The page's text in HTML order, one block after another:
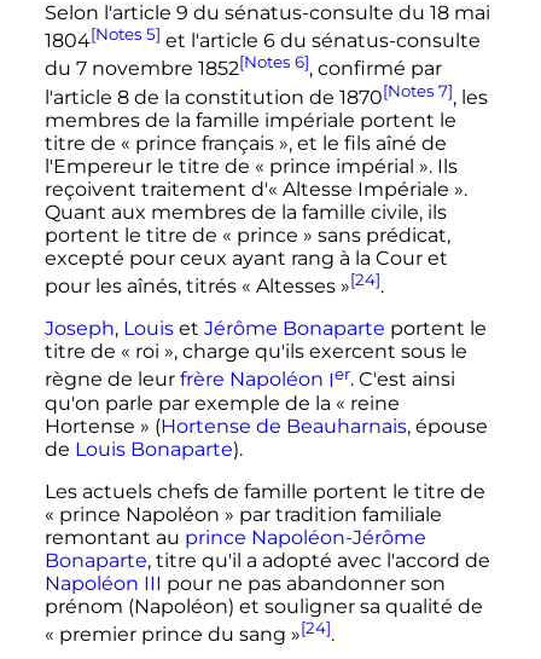
Selon l'article 9 du sénatus-consulte du 18 mai
1804[Notes 5] et l'article 6 du sénatus-consulte
du 7 novembre 1852[Notes 6], confirmé par
l'article 8 de la constitution de 1870[Notes 7], les
membres de la famille impériale portent le
titre de « prince français », et le fils aîné de
l'Empereur le titre de « prince impérial ». Ils
reçoivent traitement d'« Altesse Impériale ».
Quant aux membres de la famille civile, ils
portent le titre de « prince » sans prédicat,
excepté pour ceux ayant rang à la Cour et
pour les aînés, titrés « Altesses »[24].
Joseph, Louiset Jérôme Bonaparte portent le
titre de « roi », charge qu'ils exercent sous le
règne de leur frère Napoléon Ier. C'est ainsi
qu'on parle par exemple de la « reine
Hortense » (Hortense de Beauharnais, épouse
de Louis Bonaparte).
Les actuels chefs de famille portent le titre de
« prince Napoléon » par tradition familiale
remontant au prince Napoléon-Jérôme
Bonaparte, titre qu'il a adopté avec l'accord de
Napoléon III pour ne pas abandonner son
prénom (Napoléon) et souligner sa qualité de
« premier prince du sang »[24].